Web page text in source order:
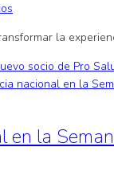
la
socio de Pro
en la